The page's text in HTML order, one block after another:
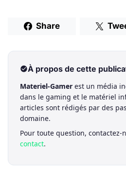
Share
À propos de cette
Materiel-Gamer est un média
dans le gaming et le matériel
articles sont rédigés par des
domaine.
Pour toute question, contactez-
contact.